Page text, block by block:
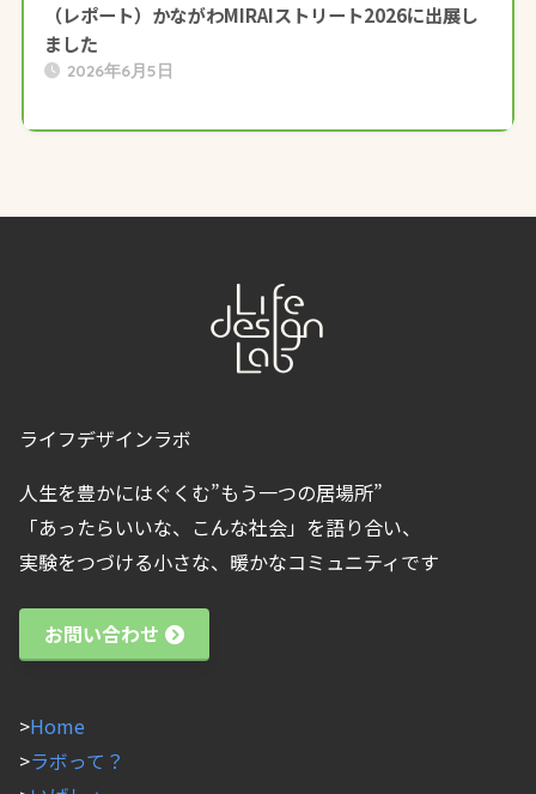
（レポート）かながわMIRAIストリート2026に出展し
ました
2026年6月5日
ライフデザインラボ
人生を豊かにはぐくむ”もう一つの居場所”
「あったらいいな、こんな社会」を語り合い、
実験をつづける小さな、暖かなコミュニティです
お問い合わせ
>Home
>ラボって？